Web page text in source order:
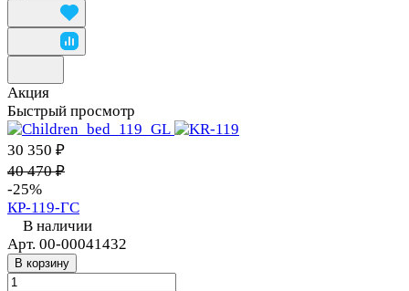
Акция
Быстрый просмотр
30 350 ₽
40 470 ₽
-25%
КР-119-ГС
В наличии
Арт. 00-00041432
В корзину